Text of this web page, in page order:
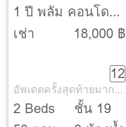
1 ปี พลัม คอนโด
ปิ่นเกล้า สเตชั่น
เช่า
18,000 ฿
12
อัพเดตครั้งสุดท้ายมากกว่า 30 วัน
2 Beds
ชั้น 19